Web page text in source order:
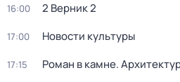
16:00 2 Верник 2
17:00 Новости культуры
17:15 Роман в камне.